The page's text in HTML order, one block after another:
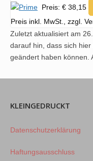
Preis: € 38,15
Preis inkl. MwSt., zzgl.
Zuletzt aktualisiert am
darauf hin, dass sich
geändert haben können.
KLEINGEDRUCKT
Datenschutzerklärung
Haftungsausschluss